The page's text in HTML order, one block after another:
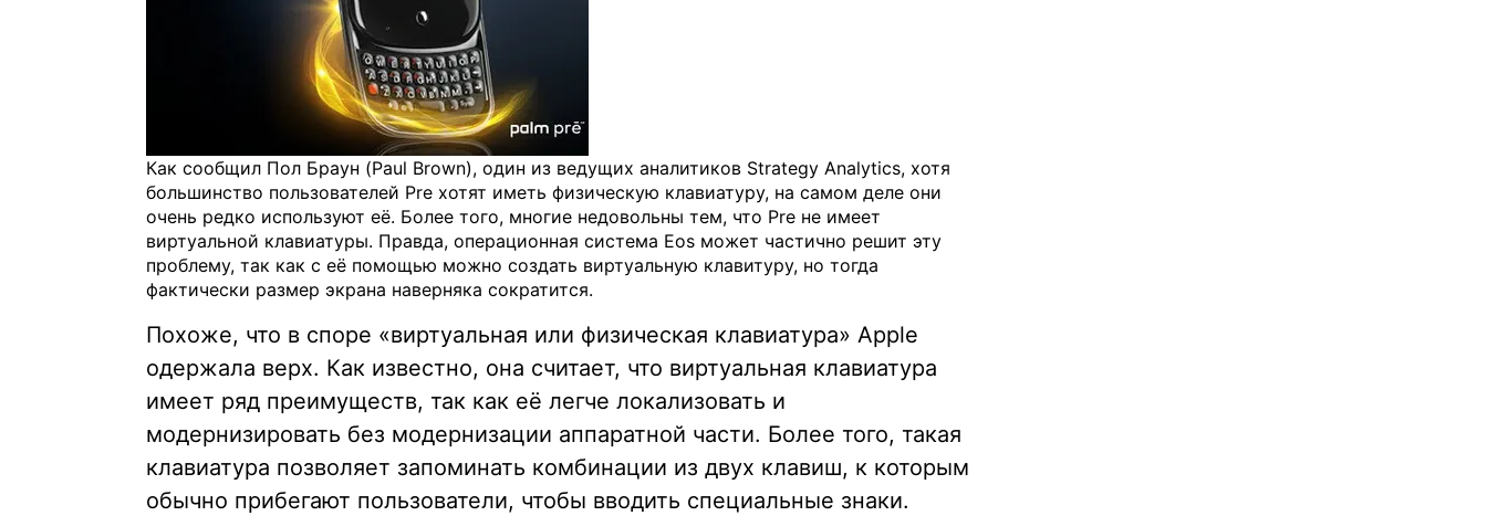
Как сообщил Пол Браун (Paul Brown), один из ведущих аналитиков Strategy Analytics, хотя
большинство пользователей Pre хотят иметь физическую клавиатуру, на самом деле они
очень редко используют её. Более того, многие недовольны тем, что Pre не имеет
виртуальной клавиатуры. Правда, операционная система Eos может частично решит эту
проблему, так как с её помощью можно создать виртуальную клавитуру, но тогда
фактически размер экрана наверняка сократится.
Похоже, что в споре «виртуальная или физическая клавиатура» Apple
одержала верх. Как известно, она считает, что виртуальная клавиатура
имеет ряд преимуществ, так как её легче локализовать и
модернизировать без модернизации аппаратной части. Более того, такая
клавиатура позволяет запоминать комбинации из двух клавиш, к которым
обычно прибегают пользователи, чтобы вводить специальные знаки.